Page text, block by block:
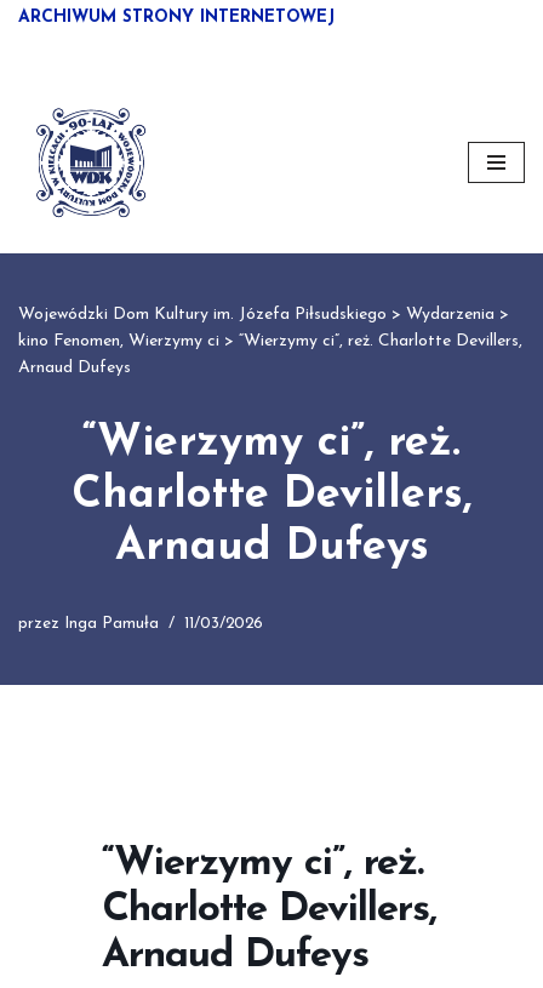
treści
ARCHIWUM STRONY INTERNETOWEJ
Wojewódzki Dom Kultury im. Józefa Piłsudskiego > Wydarzenia >
kino Fenomen, Wierzymy ci > “Wierzymy ci”, reż. Charlotte Devillers,
Arnaud Dufeys
“Wierzymy ci”, reż.
Charlotte Devillers,
Arnaud Dufeys
przez Inga Pamuła 11/03/2026
“Wierzymy ci”, reż.
Charlotte Devillers,
Arnaud Dufeys